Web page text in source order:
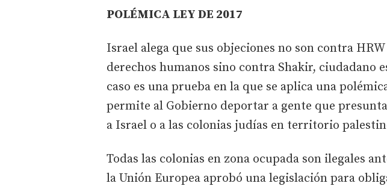
POLÉMICA LEY DE 2017
Israel alega que sus objeciones no son contra
derechos humanos sino contra Shakir, ciudadano
caso es una prueba en la que se aplica una
permite al Gobierno deportar a gente que
a Israel o a las colonias judías en territorio
Todas las colonias en zona ocupada son ilegales
la Unión Europea aprobó una legislación para